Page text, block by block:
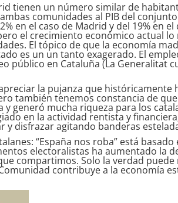
tienen un número similar de
comunidades al PIB del
en el caso de Madrid y del 19% en
el crecimiento económico actual
El tópico de que la economía
es un un tanto exagerado. El
público en Cataluña (La Generalitat
la pujanza que históricamente
también tenemos constancia de
generó mucha riqueza para los
en la actividad rentista y
y disfrazar agitando banderas
“España nos roba” está
electoralistas ha aumentado la
compartimos. Solo la verdad
contribuye a la economía